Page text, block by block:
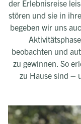
der Erlebnisreise
stören und sie in
begeben wir uns
beobachten und
zu gewinnen. So
zu Hause sind –